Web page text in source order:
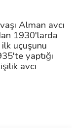
Alman avcı
1930'larda
uçuşunu
yaptığı
avcı